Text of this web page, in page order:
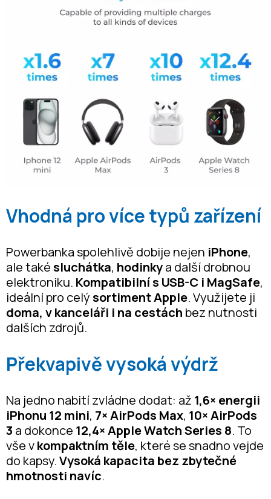
Vhodná pro více typů zařízení
Powerbanka spolehlivě dobije nejen iPhone,
ale takésluchátka, hodinkya další drobnou
elektroniku. Kompatibilní s USB-C i MagSafe,
ideální pro celýsortiment Apple. Využijete ji
doma, v kanceláři i na cestách bez nutnosti
dalších zdrojů.
Překvapivě vysoká výdrž
Na jedno nabití zvládne dodat: až 1,6× energii
iPhonu 12 mini, 7× AirPods Max, 10× AirPods
3 a dokonce 12,4× Apple Watch Series 8. To
vše vkompaktním těle, které se snadno vejde
do kapsy.Vysoká kapacita bez zbytečné
hmotnosti navíc.